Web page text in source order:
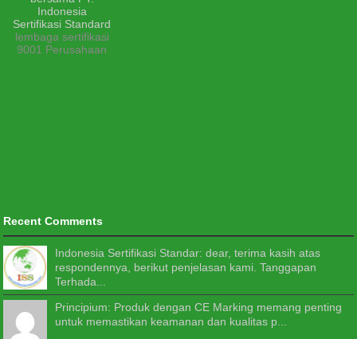
lembaga sertifikasi
9001 Perusahaan
Recent Comments
Indonesia Sertifikasi Standar: dear, terima kasih atas
respondennya, berikut penjelasan kami. Tanggapan
Terhada...
Principium: Produk dengan CE Marking memang penting
untuk memastikan keamanan dan kualitas p...